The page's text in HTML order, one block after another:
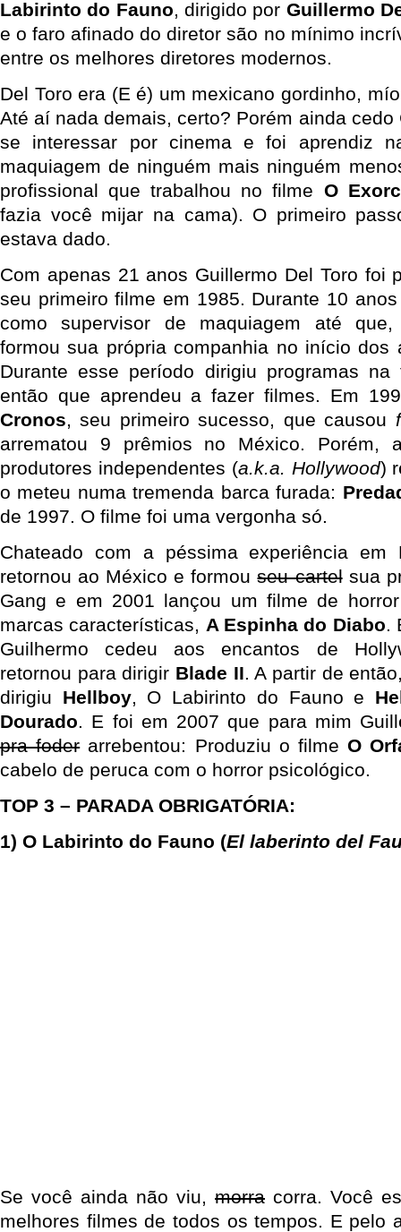
Labirinto do Fauno, dirigido por Guillermo
e o faro afinado do diretor são no mínimo
entre os melhores diretores modernos.
Del Toro era (E é) um mexicano gordinho,
Até aí nada demais, certo? Porém ainda
se interessar por cinema e foi aprendiz
maquiagem de ninguém mais ninguém
profissional que trabalhou no filme O
fazia você mijar na cama). O primeiro
estava dado.
Com apenas 21 anos Guillermo Del Toro foi
seu primeiro filme em 1985. Durante 10
como supervisor de maquiagem até que,
formou sua própria companhia no início dos
Durante esse período dirigiu programas
então que aprendeu a fazer filmes. Em
Cronos, seu primeiro sucesso, que causou
arrematou 9 prêmios no México. Porém,
produtores independentes (a.k.a. Hollywood)
o meteu numa tremenda barca furada:
de 1997. O filme foi uma vergonha só.
Chateado com a péssima experiência em
retornou ao México e formouseu cartelsua
Gang e em 2001 lançou um filme de
marcas características, A Espinha do Diabo.
Guilhermo cedeu aos encantos de
retornou para dirigir Blade II. A partir de
dirigiu Hellboy, O Labirinto do Fauno e
Dourado. E foi em 2007 que para mim
pra foderarrebentou: Produziu o filmeO
cabelo de peruca com o horror psicológico.
TOP 3 – PARADA OBRIGATÓRIA:
1) O Labirinto do Fauno (El laberinto del
Se você ainda não viu, morra corra. Você
melhores filmes de todos os tempos. E pelo